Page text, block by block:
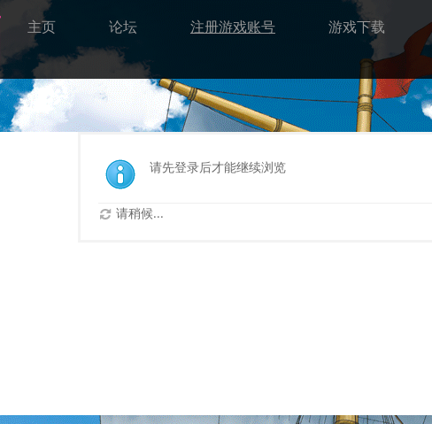
主页 论坛 注册游戏账号 游戏下载
请先登录后才能继续浏览
请稍候...